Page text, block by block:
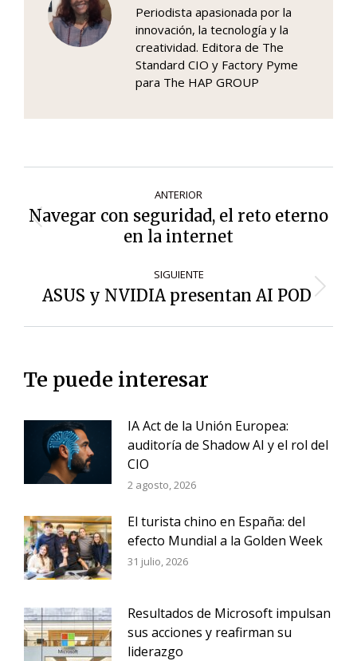
Periodista apasionada por la
innovación, la tecnología y la
creatividad. Editora de The
Standard CIO y Factory Pyme
para The HAP GROUP
de
entradas
ANTERIOR
Entrada
anterior:
Navegar con seguridad, el reto eterno
en la internet
SIGUIENTE
Siguiente
ASUS y NVIDIA presentan AI POD
Te puede interesar
IA Act de la Unión Europea:
auditoría de Shadow AI y el rol del
CIO
2 agosto, 2026
El turista chino en España: del
efecto Mundial a la Golden Week
31 julio, 2026
Resultados de Microsoft impulsan
sus acciones y reafirman su
liderazgo